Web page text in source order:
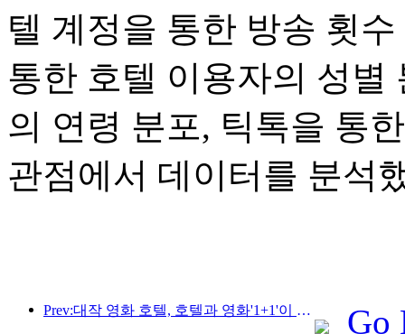
텔 계정을 통한 방송 횟
통한 호텔 이용자의 성별
의 연령 분포, 틱톡을 통
관점에서 데이터를 분석
Prev:대작 영화 호텔, 호텔과 영화'1+1'이 2보다 큰 효과 실현
Go